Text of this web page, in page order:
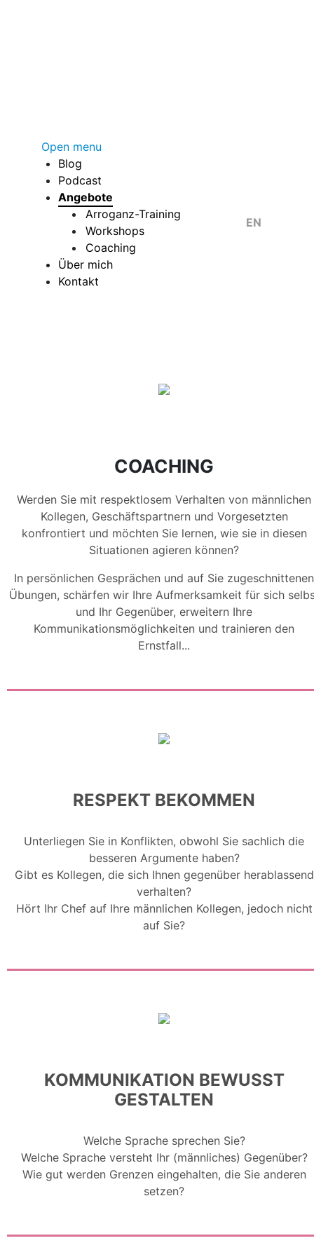
Open menu
Blog
Podcast
Angebote
Arroganz-Training
Workshops
Coaching
Über mich
Kontakt
Sprache
EN
COACHING
Werden Sie mit respektlosem Verhalten von männlichen
Kollegen, Geschäftspartnern und Vorgesetzten
konfrontiert und möchten Sie lernen, wie sie in diesen
Situationen agieren können?
In persönlichen Gesprächen und auf Sie zugeschnittenen
Übungen, schärfen wir Ihre Aufmerksamkeit für sich
und Ihr Gegenüber, erweitern Ihre
Kommunikationsmöglichkeiten und trainieren den
Ernstfall...
RESPEKT BEKOMMEN
Unterliegen Sie in Konflikten, obwohl Sie sachlich die
besseren Argumente haben?
Gibt es Kollegen, die sich Ihnen gegenüber herablassend
verhalten?
Hört Ihr Chef auf Ihre männlichen Kollegen, jedoch nicht
auf Sie?
KOMMUNIKATION BEWUSST
GESTALTEN
Welche Sprache sprechen Sie?
Welche Sprache versteht Ihr (männliches) Gegenüber?
Wie gut werden Grenzen eingehalten, die Sie anderen
setzen?